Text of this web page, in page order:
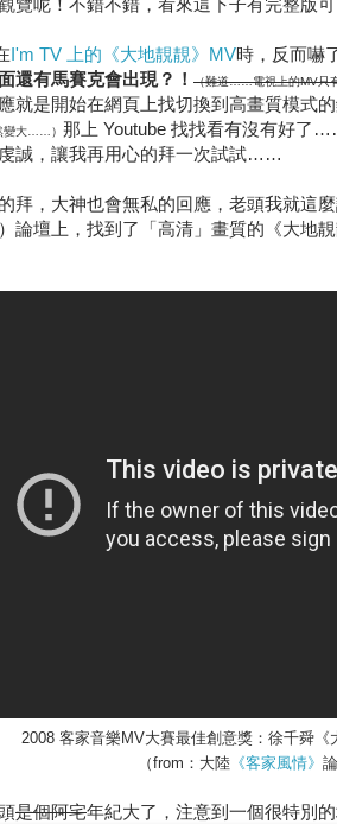
覽呢！不錯不錯，看來這下子有完整版可
I'm TV 上的《大地靚靚》MV時，反而嚇
還有馬賽克會出現？！ （難道……電視上的MV只
就是開始在網頁上找切換到高畫質模式
變大……） 那上 Youtube 找找看有沒有好了
誠，讓我再用心的拜一次試試……
拜，大神也會無私的回應，老頭我就這
）論壇上，找到了「高清」畫質的《大地
2008 客家音樂MV大賽最佳創意獎：徐千舜《
（from：大陸《客家風情》
是個阿宅年紀大了，注意到一個很特別的